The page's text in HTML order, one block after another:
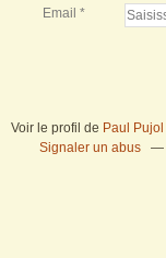
Email
Voir le profil de Paul Pujol
Signaler un abus